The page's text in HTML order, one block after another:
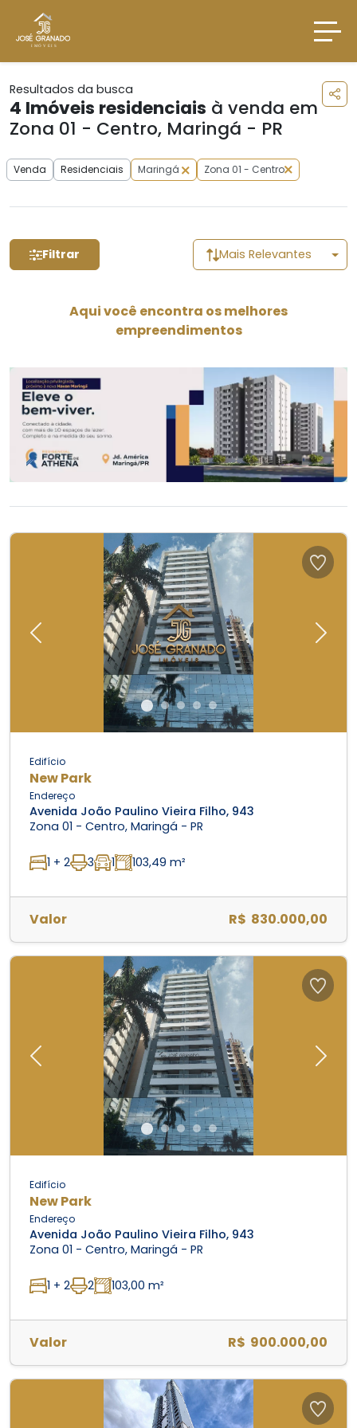
Resultados da busca
4 Imóveis residenciais à venda em
Zona 01 - Centro, Maringá - PR
Venda Residenciais Maringá Zona 01 - Centro
Filtrar Mais Relevantes
Aqui você encontra os melhores
empreendimentos
Previous Next
Edifício
New Park
Endereço
Avenida João Paulino Vieira Filho, 943
Zona 01 - Centro, Maringá - PR
1 + 2 3 1 103,49 m²
Valor R$ 830.000,00
Previous Next
Edifício
New Park
Endereço
Avenida João Paulino Vieira Filho, 943
Zona 01 - Centro, Maringá - PR
1 + 2 2 103,00 m²
Valor R$ 900.000,00